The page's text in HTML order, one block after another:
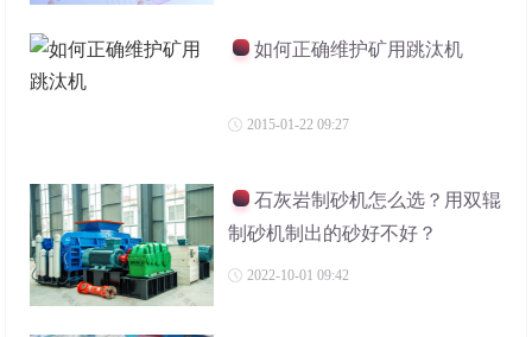
如何正确维护矿用跳汰机
2015-01-22 09:27
石灰岩制砂机怎么选？用双辊
制砂机制出的砂好不好？
2022-10-01 09:42